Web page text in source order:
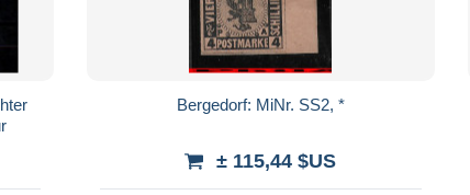
Bergedorf: MiNr. SS2, *
± 115,44 $US